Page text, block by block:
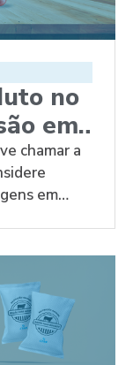
no
em
chamar a
em